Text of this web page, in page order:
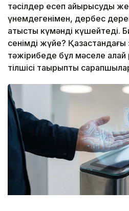
тәсілдер есеп айырысуды
үнемдегенімен, дербес
қатысты күмәнді күшейтеді.
сенімді жүйе?
тәжірибеде бұл мәселе
тілшісі тақырыпты